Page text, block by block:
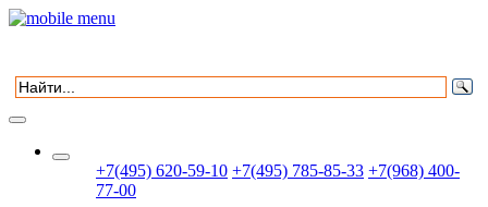
+7(495) 620-59-10 +7(495) 785-85-33 +7(968) 400-
77-00